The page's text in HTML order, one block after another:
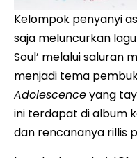
Kelompok penyanyi
saja meluncurkan
Soul’ melalui saluran
menjadi tema
Adolescenceyang
ini terdapat di album
dan rencananya rillis